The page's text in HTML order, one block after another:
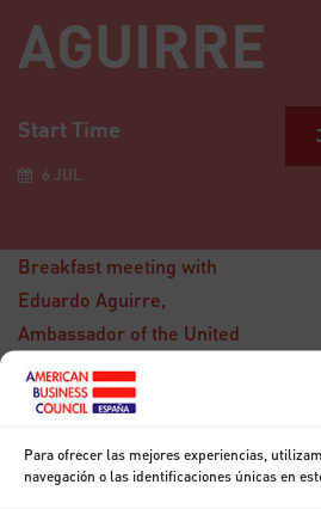
Para ofrecer las mejores experiencias,
navegación o las identificaciones únicas en
AGUIRRE
Start Time
6 JUL
Breakfast meeting with
Eduardo Aguirre,
Ambassador of the United
States to Spain